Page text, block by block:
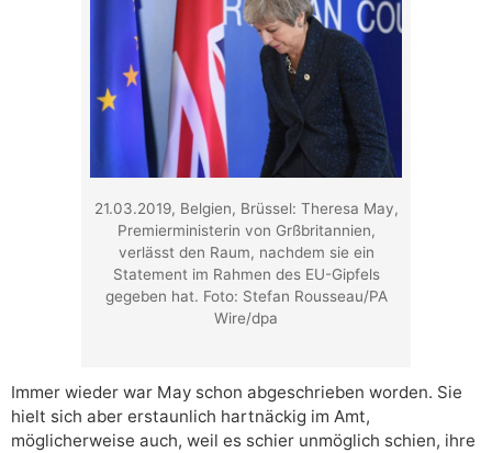
21.03.2019, Belgien, Brüssel: Theresa May,
Premierministerin von Grßbritannien,
verlässt den Raum, nachdem sie ein
Statement im Rahmen des EU-Gipfels
gegeben hat. Foto: Stefan Rousseau/PA
Wire/dpa
Immer wieder war May schon abgeschrieben worden. Sie
hielt sich aber erstaunlich hartnäckig im Amt,
möglicherweise auch, weil es schier unmöglich schien, ihre